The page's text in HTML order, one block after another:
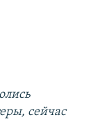
сейчас